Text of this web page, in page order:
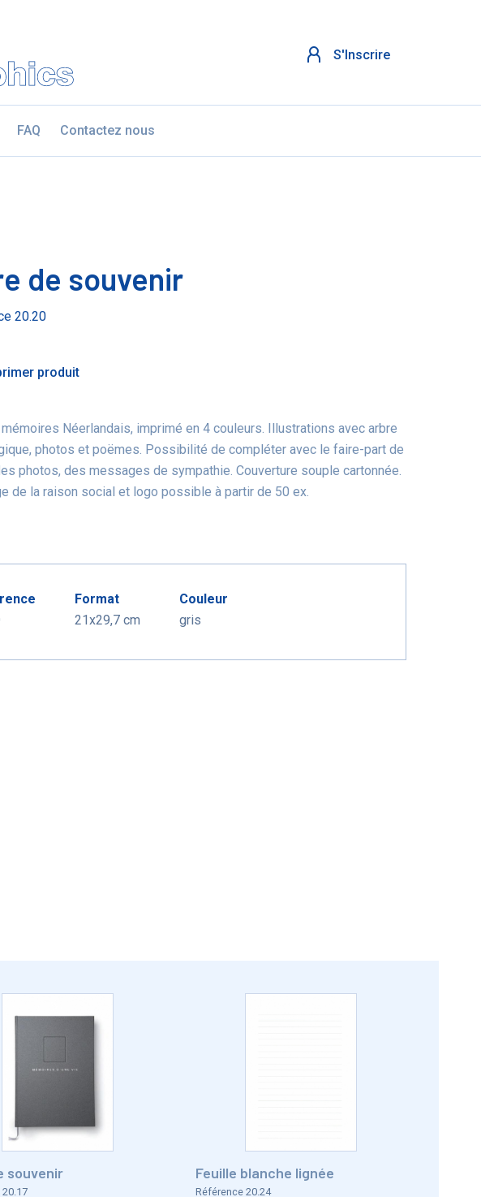
S'Inscrire
FAQ Contactez nous
de souvenir
20.20
produit
Néerlandais, imprimé en 4 couleurs. Illustrations avec arbre
photos et poëmes. Possibilité de compléter avec le faire-part de
photos, des messages de sympathie. Couverture souple cartonnée.
de la raison social et logo possible à partir de 50 ex.
Format
21x29,7 cm
Couleur
gris
souvenir Feuille blanche lignée
Référence 20.24